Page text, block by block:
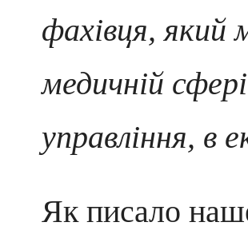
фахівця, який
медичній
управління, в
Як писало